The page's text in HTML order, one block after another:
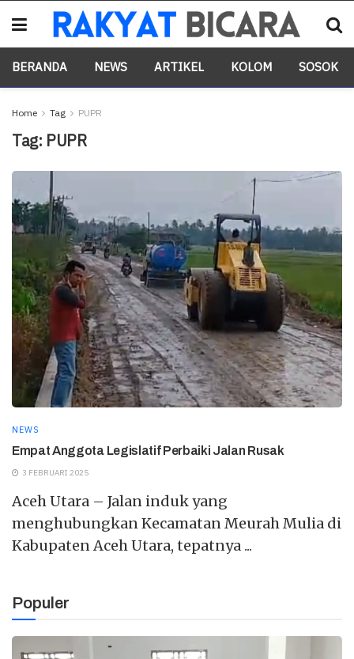
BERANDA NEWS ARTIKEL KOLOM SOSOK
Home Tag PUPR
Tag: PUPR
NEWS
Empat Anggota Legislatif Perbaiki Jalan Rusak
3 FEBRUARI 2025
Aceh Utara – Jalan induk yang
menghubungkan Kecamatan Meurah Mulia di
Kabupaten Aceh Utara, tepatnya ...
Populer